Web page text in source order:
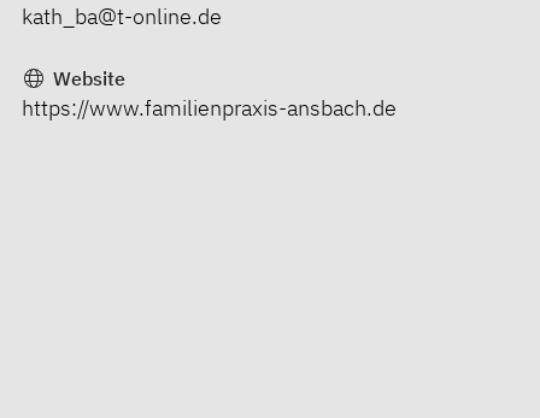
kath_ba@t-online.de
Website
https://www.familienpraxis-ansbach.de